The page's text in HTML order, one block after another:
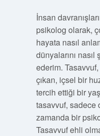
İnsan
psikolog olarak,
hayata nasıl
dünyalarını
ederim.
çıkan, içsel bir
tercih ettiği bir
tasavvuf, sadece
zamanda bir
Tasavvuf ehli